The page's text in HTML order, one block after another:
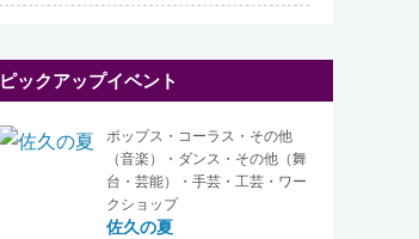
ピックアップイベント
ポップス・コーラス・その他
（音楽）・ダンス・その他（舞
台・芸能）・手芸・工芸・ワー
クショップ
佐久の夏